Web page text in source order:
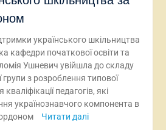
українського шкільництва
кафедри початкової освіти та
Ушневич увійшла до складу
групи з розроблення типової
педагогів, які
українознавчого компонента в
Читати далі